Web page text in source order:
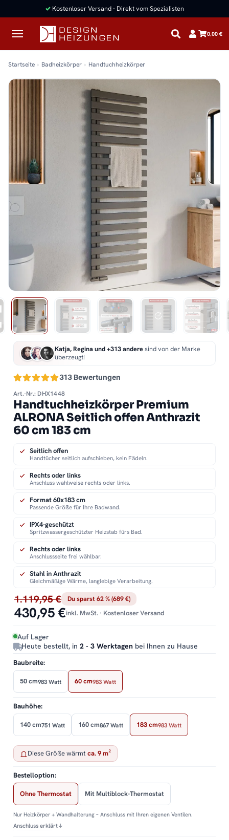
✓ Kostenloser Versand · Direkt vom Spezialisten
0,00 €
Startseite Badheizkörper Handtuchheizkörper
313 Bewertungen
Katja, Regina und +313 anderesind von der Marke
überzeugt!
Art.-Nr.: DHX1448
Handtuchheizkörper Premium
ALRONA Seitlich offen Anthrazit
60 cm 183 cm
1.119,95 € Du sparst 62 % (689 €)
430,95 €inkl. MwSt. · Kostenloser Versand
Auf Lager
Heute bestellt, in 2 - 3 Werktagen bei Ihnen zu Hause
Seitlich offen
Handtücher seitlich aufschieben, kein Fädeln.
Rechts oder links
Anschluss wahlweise rechts oder links.
Format 60x183 cm
Passende Größe für Ihre Badwand.
IPX4-geschützt
Spritzwassergeschützter Heizstab fürs Bad.
Rechts oder links
Anschlussseite frei wählbar.
Stahl in Anthrazit
Gleichmäßige Wärme, langlebige Verarbeitung.
Baubreite:
50 cm983 Watt 60 cm983 Watt
Bauhöhe:
140 cm751 Watt 160 cm867 Watt 183 cm983 Watt
Diese Größe wärmt ca. 9 m²
Bestelloption:
Ohne Thermostat Mit Multiblock-Thermostat
Nur Heizkörper + Wandhalterung – Anschluss mit Ihren eigenen Ventilen.
Anschluss erklärt↓